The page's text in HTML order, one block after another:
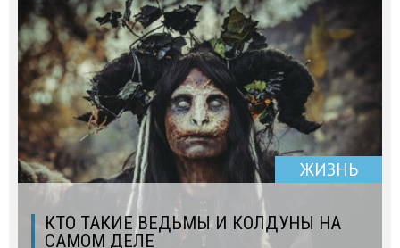
ЖИЗНЬ
КТО ТАКИЕ ВЕДЬМЫ И КОЛДУНЫ НА
САМОМ ДЕЛЕ